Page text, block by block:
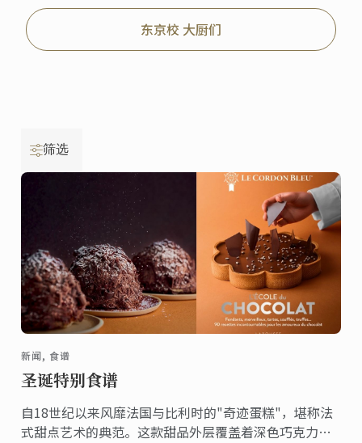
东京校 大厨们
筛选
新闻, 食谱
圣诞特别食谱
自18世纪以来风靡法国与比利时的"奇迹蛋糕"，堪称法
式甜点艺术的典范。这款甜品外层覆盖着深色巧克力刨